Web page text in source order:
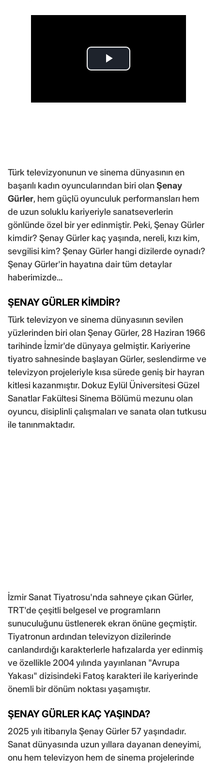
Türk televizyonunun ve sinema dünyasının en
başarılı kadın oyuncularından biri olanŞenay
Gürler, hem güçlü oyunculuk performansları hem
de uzun soluklu kariyeriyle sanatseverlerin
gönlünde özel bir yer edinmiştir. Peki, Şenay Gürler
kimdir? Şenay Gürler kaç yaşında, nereli, kızı kim,
sevgilisi kim? Şenay Gürler hangi dizilerde oynadı?
Şenay Gürler'in hayatına dair tüm detaylar
haberimizde...
ŞENAY GÜRLER KİMDİR?
Türk televizyon ve sinema dünyasının sevilen
yüzlerinden biri olan Şenay Gürler, 28 Haziran 1966
tarihinde İzmir'de dünyaya gelmiştir. Kariyerine
tiyatro sahnesinde başlayan Gürler, seslendirme ve
televizyon projeleriyle kısa sürede geniş bir hayran
kitlesi kazanmıştır. Dokuz Eylül Üniversitesi Güzel
Sanatlar Fakültesi Sinema Bölümü mezunu olan
oyuncu, disiplinli çalışmaları ve sanata olan tutkusu
ile tanınmaktadır.
İzmir Sanat Tiyatrosu'nda sahneye çıkan Gürler,
TRT'de çeşitli belgesel ve programların
sunuculuğunu üstlenerek ekran önüne geçmiştir.
Tiyatronun ardından televizyon dizilerinde
canlandırdığı karakterlerle hafızalarda yer edinmiş
ve özellikle 2004 yılında yayınlanan "Avrupa
Yakası" dizisindeki Fatoş karakteri ile kariyerinde
önemli bir dönüm noktası yaşamıştır.
ŞENAY GÜRLER KAÇ YAŞINDA?
2025 yılı itibarıyla Şenay Gürler 57 yaşındadır.
Sanat dünyasında uzun yıllara dayanan deneyimi,
onu hem televizyon hem de sinema projelerinde